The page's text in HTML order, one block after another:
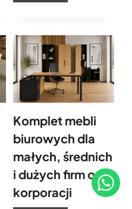
a
b
i
r
o
w
a
z
Komplet mebli
biurowych dla
małych, średnich
i dużych firm oraz
korporacji